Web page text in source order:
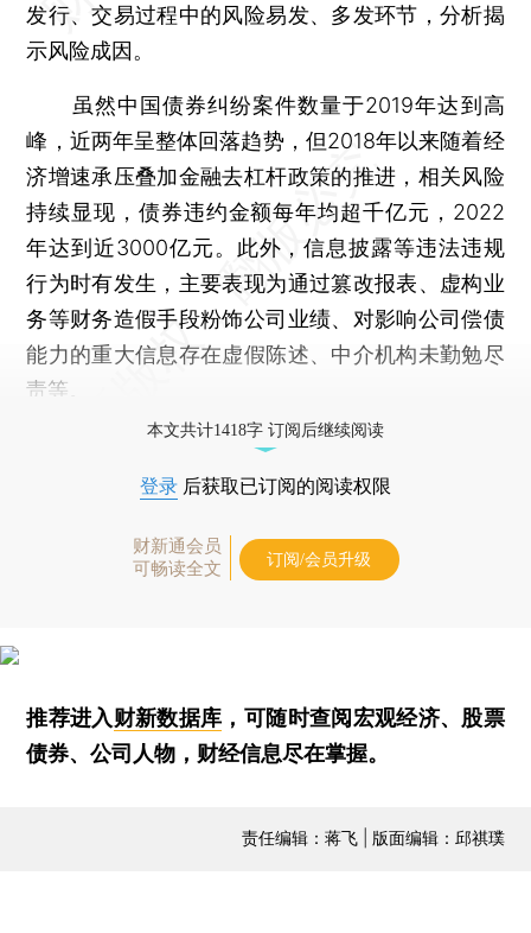
发行、交易过程中的风险易发、多发环节，分析揭
示风险成因。
虽然中国债券纠纷案件数量于2019年达到高
峰，近两年呈整体回落趋势，但2018年以来随着经
济增速承压叠加金融去杠杆政策的推进，相关风险
持续显现，债券违约金额每年均超千亿元，2022
年达到近3000亿元。此外，信息披露等违法违规
行为时有发生，主要表现为通过篡改报表、虚构业
务等财务造假手段粉饰公司业绩、对影响公司偿债
能力的重大信息存在虚假陈述、中介机构未勤勉尽
责等。
本文共计1418字 订阅后继续阅读
登录 后获取已订阅的阅读权限
财新通会员
可畅读全文
订阅/会员升级
推荐进入财新数据库 ，可随时查阅宏观经济、股票
债券、公司人物，财经信息尽在掌握。
责任编辑：蒋飞 | 版面编辑：邱祺璞